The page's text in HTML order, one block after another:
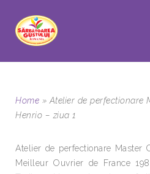
Home » Atelier de perfectionare
Henrio – ziua 1
Atelier de perfectionare Master
Meilleur Ouvrier de France